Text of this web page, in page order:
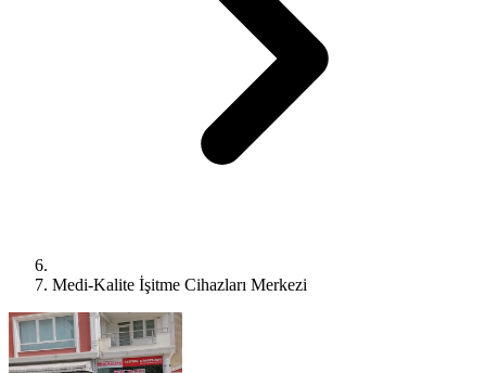
Medi-Kalite İşitme Cihazları Merkezi